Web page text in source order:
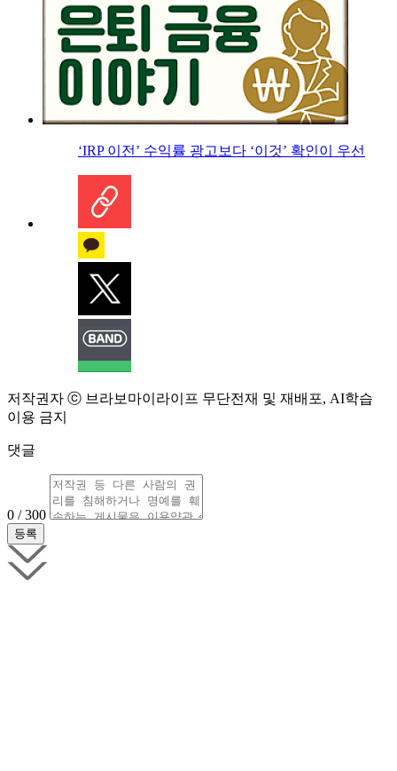
‘IRP 이전’ 수익률 광고보다 ‘이것’ 확인이 우선
저작권자 ⓒ 브라보마이라이프 무단전재 및 재배포, AI학습
이용 금지
댓글
0 / 300